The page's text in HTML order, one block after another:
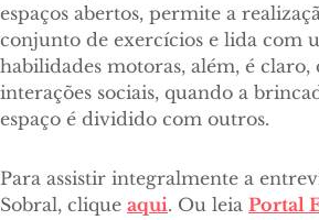
espaços abertos, permite a
conjunto de exercícios e lida com
habilidades motoras, além, é claro,
interações sociais, quando a
espaço é dividido com outros.
Para assistir integralmente a
Sobral, clique aqui. Ou leia Portal